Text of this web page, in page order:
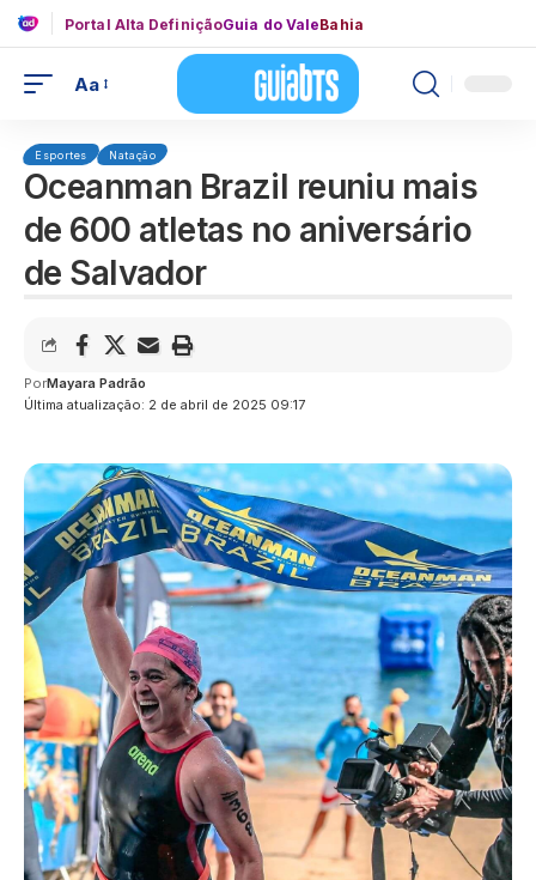
Portal Alta DefiniçãoGuia do ValeBahia
Aa
Esportes Natação
Oceanman Brazil reuniu mais
de 600 atletas no aniversário
de Salvador
Última atualização: 2 de abril de 2025 09:17
PorMayara Padrão